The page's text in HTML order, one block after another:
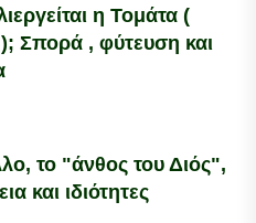
η Τομάτα (
Σπορά , φύτευση και
το "άνθος του Διός",
και ιδιότητες